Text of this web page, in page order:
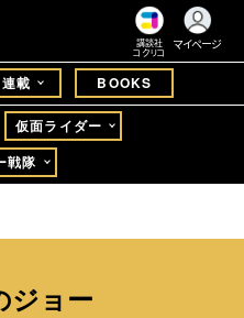
講談社
コクリコ
マイページ
載 BOOKS
仮面ライダー
戦隊
ジョー